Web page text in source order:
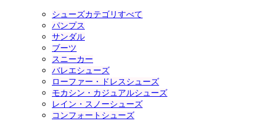
シューズカテゴリすべて
パンプス
サンダル
ブーツ
スニーカー
バレエシューズ
ローファー・ドレスシューズ
モカシン・カジュアルシューズ
レイン・スノーシューズ
コンフォートシューズ